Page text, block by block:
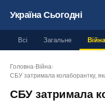
Україна Сьогодні
Всі Загальне Війна
Головна› Війна›
СБУ затримала колаборантку,
СБУ затримала